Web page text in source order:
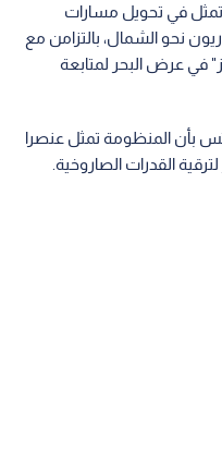
تمثل في تحويل مسارات
نحو الشمال، بالتزامن مع
في عرض البحر لمتابعة
بأن المنظومة تمثل عنصرا
القدرات الصاروخية.